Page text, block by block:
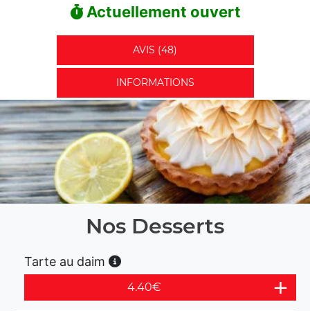
Actuellement ouvert
AVIS (48)
INFORMATIONS
Nos Desserts
Tarte au daim
4.40€